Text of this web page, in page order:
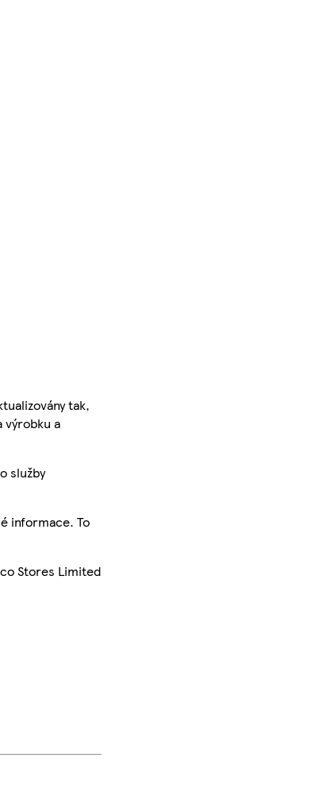
tak,
výrobku a
služby
informace. To
Stores Limited